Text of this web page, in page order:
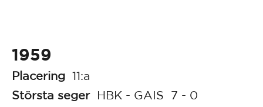
1959
Placering 11:a
Största segerHBK - GAIS 7 - 0